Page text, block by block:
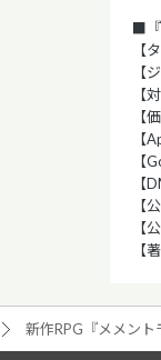
■『
【
【
【
【
【
【
【
【
【
【
新作RPG『メメン